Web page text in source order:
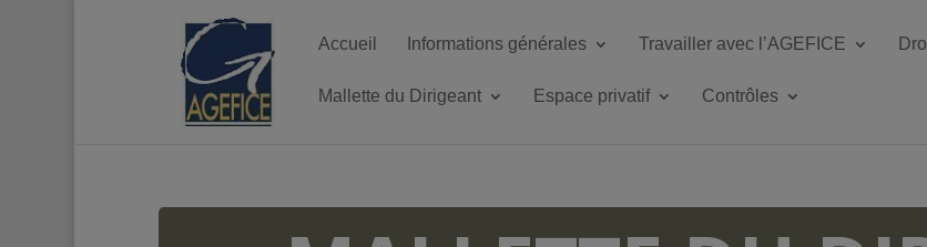
Accueil Informations générales Travailler avec l’AGEFICE
Mallette du Dirigeant Espace privatif Contrôles